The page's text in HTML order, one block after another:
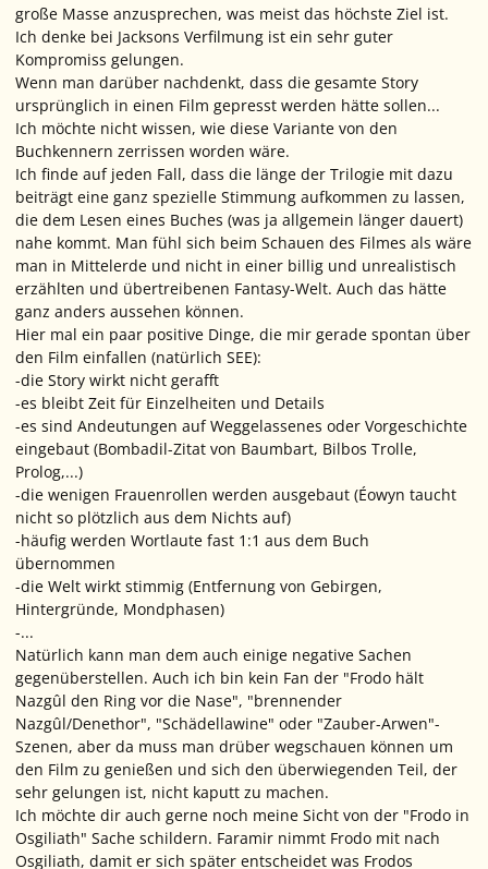
große Masse anzusprechen, was meist das höchste Ziel ist.
Ich denke bei Jacksons Verfilmung ist ein sehr guter
Kompromiss gelungen.
Wenn man darüber nachdenkt, dass die gesamte Story
ursprünglich in einen Film gepresst werden hätte sollen...
Ich möchte nicht wissen, wie diese Variante von den
Buchkennern zerrissen worden wäre.
Ich finde auf jeden Fall, dass die länge der Trilogie mit dazu
beiträgt eine ganz spezielle Stimmung aufkommen zu lassen,
die dem Lesen eines Buches (was ja allgemein länger dauert)
nahe kommt. Man fühl sich beim Schauen des Filmes als wäre
man in Mittelerde und nicht in einer billig und unrealistisch
erzählten und übertreibenen Fantasy-Welt. Auch das hätte
ganz anders aussehen können.
Hier mal ein paar positive Dinge, die mir gerade spontan über
den Film einfallen (natürlich SEE):
-die Story wirkt nicht gerafft
-es bleibt Zeit für Einzelheiten und Details
-es sind Andeutungen auf Weggelassenes oder Vorgeschichte
eingebaut (Bombadil-Zitat von Baumbart, Bilbos Trolle,
Prolog,...)
-die wenigen Frauenrollen werden ausgebaut (Éowyn taucht
nicht so plötzlich aus dem Nichts auf)
-häufig werden Wortlaute fast 1:1 aus dem Buch
übernommen
-die Welt wirkt stimmig (Entfernung von Gebirgen,
Hintergründe, Mondphasen)
-...
Natürlich kann man dem auch einige negative Sachen
gegenüberstellen. Auch ich bin kein Fan der "Frodo hält
Nazgûl den Ring vor die Nase", "brennender
Nazgûl/Denethor", "Schädellawine" oder "Zauber-Arwen"-
Szenen, aber da muss man drüber wegschauen können um
den Film zu genießen und sich den überwiegenden Teil, der
sehr gelungen ist, nicht kaputt zu machen.
Ich möchte dir auch gerne noch meine Sicht von der "Frodo in
Osgiliath" Sache schildern. Faramir nimmt Frodo mit nach
Osgiliath, damit er sich später entscheidet was Frodos